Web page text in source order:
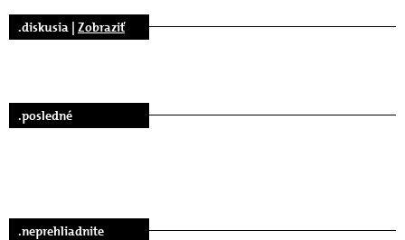
.diskusia | Zobraziť
.posledné
.neprehliadnite